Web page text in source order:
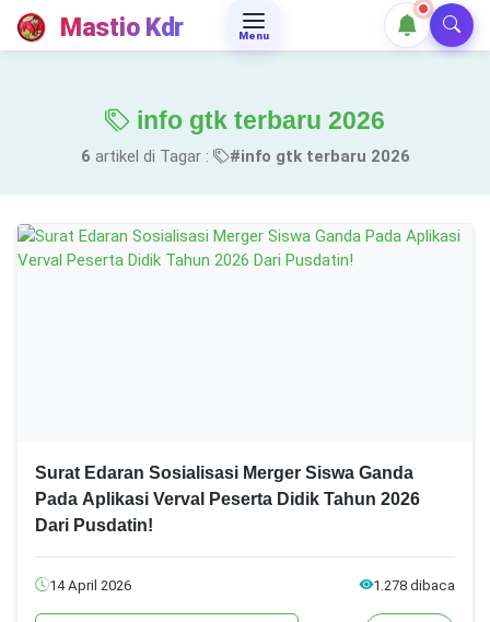
Mastio Kdr Menu
info gtk terbaru 2026
6 artikel di Tagar : #info gtk terbaru 2026
Surat Edaran Sosialisasi Merger Siswa Ganda
Pada Aplikasi Verval Peserta Didik Tahun 2026
Dari Pusdatin!
14 April 2026 1.278 dibaca